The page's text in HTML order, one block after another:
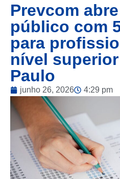
Prevcom
público com
para
nível
Paulo
junho 26, 2026 4:29 pm